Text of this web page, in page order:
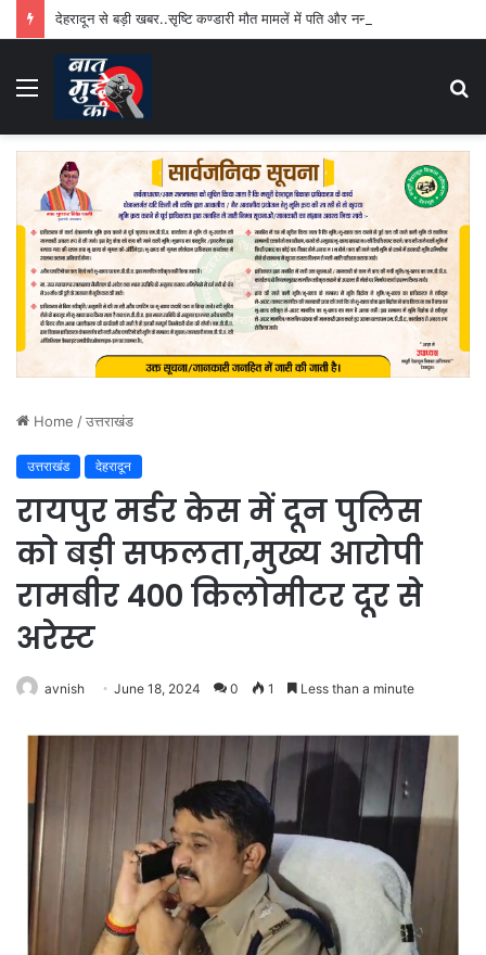
Menu
Home /उत्तराखंड
उत्तराखंड देहरादून
रायपुर मर्डर केस में दून पुलिस
को बड़ी सफलता,मुख्य आरोपी
रामबीर 400 किलोमीटर दूर से
अरेस्ट
avnish June 18, 2024 0 1 Less than a minute